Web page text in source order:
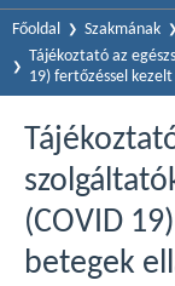
Főoldal Szakmának
Tájékoztató az
19) fertőzéssel
(COVID
betegek